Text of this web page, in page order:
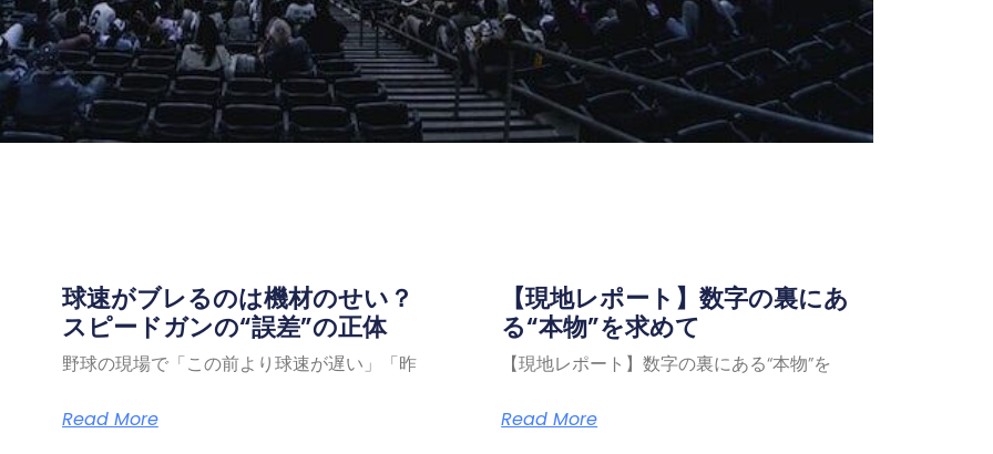
球速がブレるのは機材のせい？
スピードガンの“誤差”の正体
野球の現場で「この前より球速が遅い」「昨
Read More
【現地レポート】数字の裏にあ
る“本物”を求めて
【現地レポート】数字の裏にある“本物”を
Read More